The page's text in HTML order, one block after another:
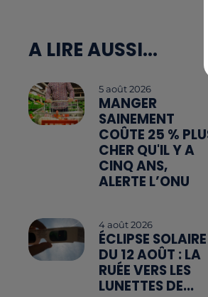
A LIRE AUSSI...
5 août 2026
MANGER
SAINEMENT
COÛTE 25 %
CHER QU'IL Y A
CINQ ANS,
ALERTE L’ONU
4 août 2026
ÉCLIPSE SOLAIRE
DU 12 AOÛT : LA
RUÉE VERS LES
LUNETTES DE...